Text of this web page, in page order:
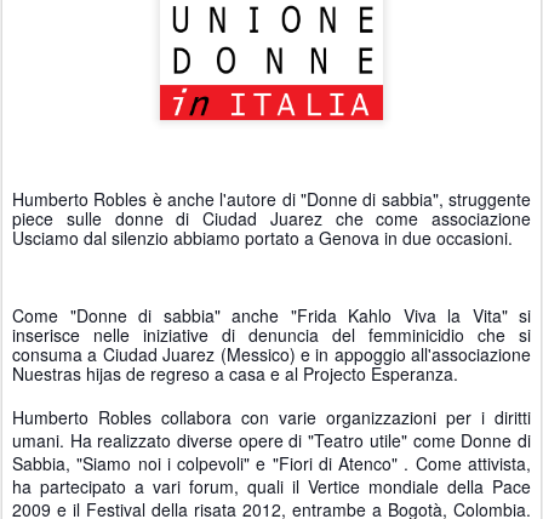
Humberto Robles è anche l'autore di "Donne di sabbia", struggente
piece sulle donne di Ciudad Juarez che come associazione
Usciamo dal silenzio abbiamo portato a Genova in due occasioni.
Come "Donne di sabbia" anche "Frida Kahlo Viva la Vita" si
inserisce nelle iniziative di denuncia del femminicidio che si
consuma a Ciudad Juarez (Messico) e in appoggio all'associazione
Nuestras hijas de regreso a casa e al Projecto Esperanza.
Humberto Robles collabora con varie organizzazioni per i diritti
umani. Ha realizzato diverse opere di "Teatro utile" come Donne di
Sabbia, "Siamo noi i colpevoli" e "Fiori di Atenco" . Come attivista,
ha partecipato a vari forum, quali il Vertice mondiale della Pace
2009 e il Festival della risata 2012, entrambe a Bogotà, Colombia.